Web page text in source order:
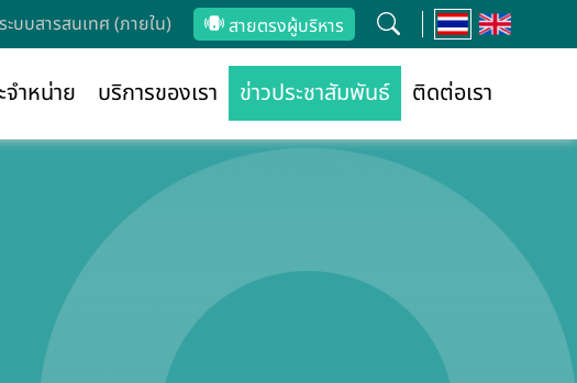
ระบบสารสนเทศ (ภายใน) สายตรงผู้บริหาร
ำหน่าย บริการของเรา ข่าวประชาสัมพันธ์ ติดต่อเรา